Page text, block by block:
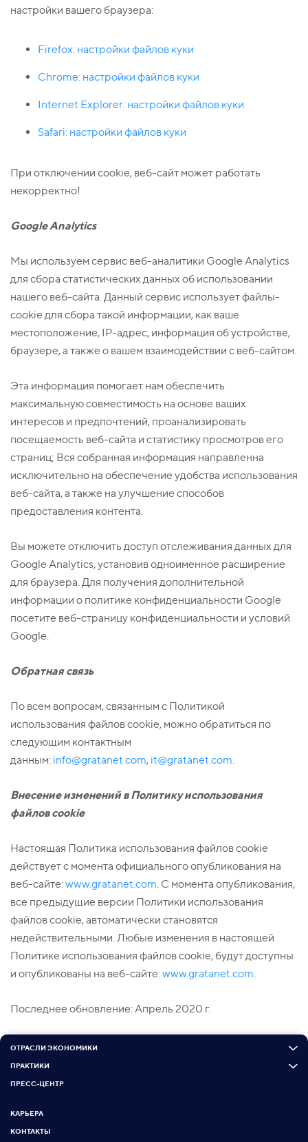
настройки вашего браузера:
Firefox: настройки файлов куки
Chrome: настройки файлов куки
Internet Explorer: настройки файлов куки
Safari: настройки файлов куки
При отключении cookie, веб-сайт может работать
некорректно!
Google Analytics
Мы используем сервис веб-аналитики Google Analytics
для сбора статистических данных об использовании
нашего веб-сайта. Данный сервис использует файлы-
cookie для сбора такой информации, как ваше
местоположение, IP-адрес, информация об устройстве,
браузере, а также о вашем взаимодействии с веб-сайтом.
Эта информация помогает нам обеспечить
максимальную совместимость на основе ваших
интересов и предпочтений, проанализировать
посещаемость веб-сайта и статистику просмотров его
страниц; Вся собранная информация направленна
исключительно на обеспечение удобства использования
веб-сайта, а также на улучшение способов
предоставления контента.
Вы можете отключить доступ отслеживания данных для
Google Analytics, установив одноименное расширение
для браузера. Для получения дополнительной
информации о политике конфиденциальности Google
посетите веб-страницу конфиденциальности и условий
Google.
Обратная связь
По всем вопросам, связанным с Политикой
использования файлов cookie, можно обратиться по
следующим контактным
данным: info@gratanet.com, it@gratanet.com.
Внесение изменений в Политику использования
файловcookie
Настоящая Политика использования файлов cookie
действует с момента официального опубликования на
веб-сайте:www.gratanet.com. С момента опубликования,
все предыдущие версии Политики использования
файлов cookie, автоматически становятся
недействительными. Любые изменения в настоящей
Политике использования файлов cookie, будут доступны
и опубликованы на веб-сайте:www.gratanet.com.
Последнее обновление: Апрель 2020 г.
ОТРАСЛИ ЭКОНОМИКИ
ПРАКТИКИ
ПРЕСС-ЦЕНТР
КАРЬЕРА
КОНТАКТЫ